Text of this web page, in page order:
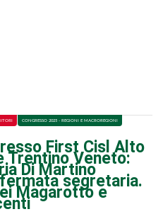
CONGRESSO 2025 - REGIONI E MACROREGIONI
First Cisl Alto
Trentino Veneto:
Di Martino
segretaria.
Magarotto e